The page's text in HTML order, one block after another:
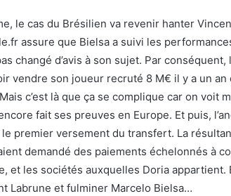
r
e
le cas du Brésilien va revenir hanter
assure que Bielsa a suivi les
changé d’avis à son sujet. Par
vendre son joueur recruté 8 M€ il y a un
c’est là que ça se complique car on voit
fait ses preuves en Europe. Et puis,
premier versement du transfert. La
demandé des paiements échelonnés à
et les sociétés auxquelles Doria appartient.
Labrune et fulminer Marcelo Bielsa…